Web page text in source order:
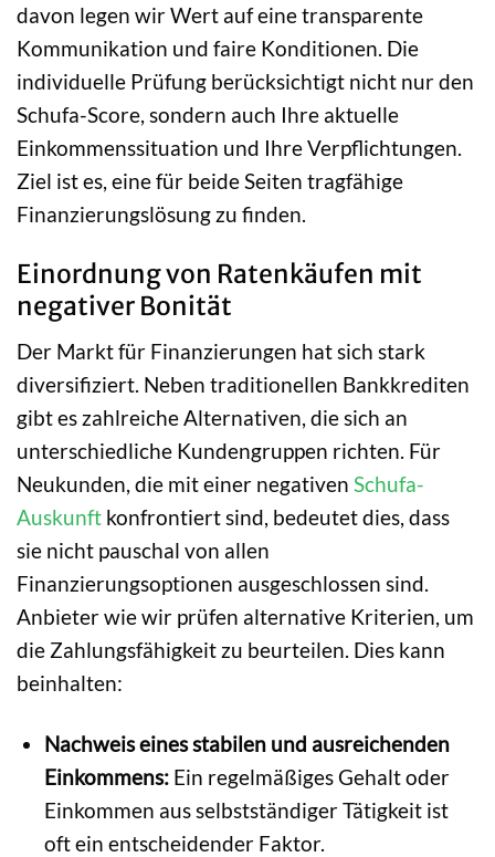
davon legen wir Wert auf eine transparente
Kommunikation und faire Konditionen. Die
individuelle Prüfung berücksichtigt nicht nur den
Schufa-Score, sondern auch Ihre aktuelle
Einkommenssituation und Ihre Verpflichtungen.
Ziel ist es, eine für beide Seiten tragfähige
Finanzierungslösung zu finden.
Einordnung von Ratenkäufen mit
negativer Bonität
Der Markt für Finanzierungen hat sich stark
diversifiziert. Neben traditionellen Bankkrediten
gibt es zahlreiche Alternativen, die sich an
unterschiedliche Kundengruppen richten. Für
Neukunden, die mit einer negativen Schufa-
Auskunft konfrontiert sind, bedeutet dies, dass
sie nicht pauschal von allen
Finanzierungsoptionen ausgeschlossen sind.
Anbieter wie wir prüfen alternative Kriterien, um
die Zahlungsfähigkeit zu beurteilen. Dies kann
beinhalten:
Nachweis eines stabilen und ausreichenden
Einkommens:Ein regelmäßiges Gehalt oder
Einkommen aus selbstständiger Tätigkeit ist
oft ein entscheidender Faktor.